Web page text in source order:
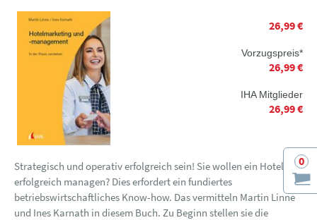
0
26,99 €
Vorzugspreis*
26,99 €
IHA Mitglieder
26,99 €
Strategisch und operativ erfolgreich sein! Sie wollen ein Hotel
erfolgreich managen? Dies erfordert ein fundiertes
betriebswirtschaftliches Know-how. Das vermitteln Martin Linne
und Ines Karnath in diesem Buch. Zu Beginn stellen sie die